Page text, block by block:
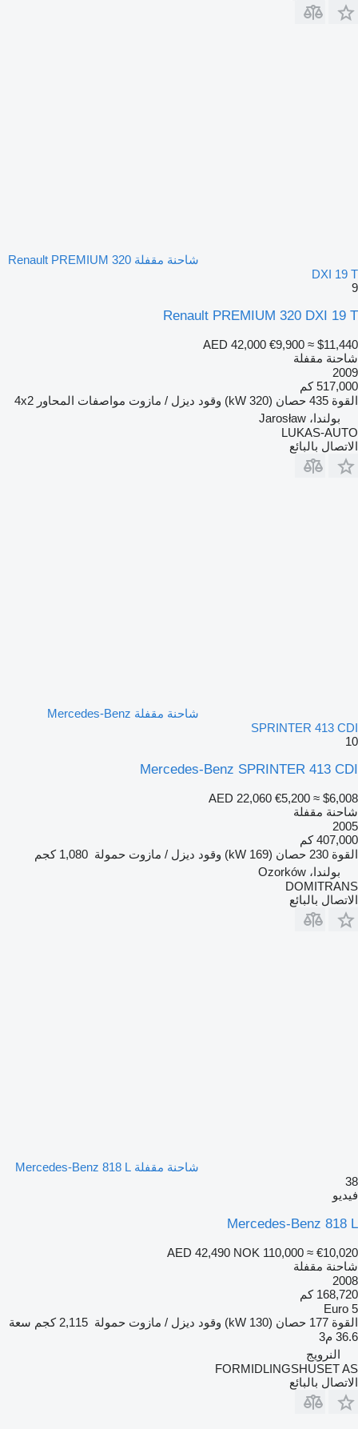
شاحنة مقفلة Renault PREMIUM 320
DXI 19 T
9
Renault PREMIUM 320 DXI 19 T
AED 42,000 €9,900 ≈ $11,440
شاحنة مقفلة
2009
517,000 كم
القوة 435 حصان (320 kW) وقود ديزل / مازوت مواصفات المحاور 4x2
بولندا، Jarosław
LUKAS-AUTO
الاتصال بالبائع
شاحنة مقفلة Mercedes-Benz
SPRINTER 413 CDI
10
Mercedes-Benz SPRINTER 413 CDI
AED 22,060 €5,200 ≈ $6,008
شاحنة مقفلة
2005
407,000 كم
القوة 230 حصان (169 kW) وقود ديزل / مازوت حمولة 1,080 كجم
بولندا، Ozorków
DOMITRANS
الاتصال بالبائع
شاحنة مقفلة Mercedes-Benz 818 L
38
فيديو
Mercedes-Benz 818 L
AED 42,490 NOK 110,000 ≈ €10,020
شاحنة مقفلة
2008
168,720 كم
Euro 5
القوة 177 حصان (130 kW) وقود ديزل / مازوت حمولة 2,115 كجم
سعة
36.6 م3
النرويج
FORMIDLINGSHUSET AS
الاتصال بالبائع